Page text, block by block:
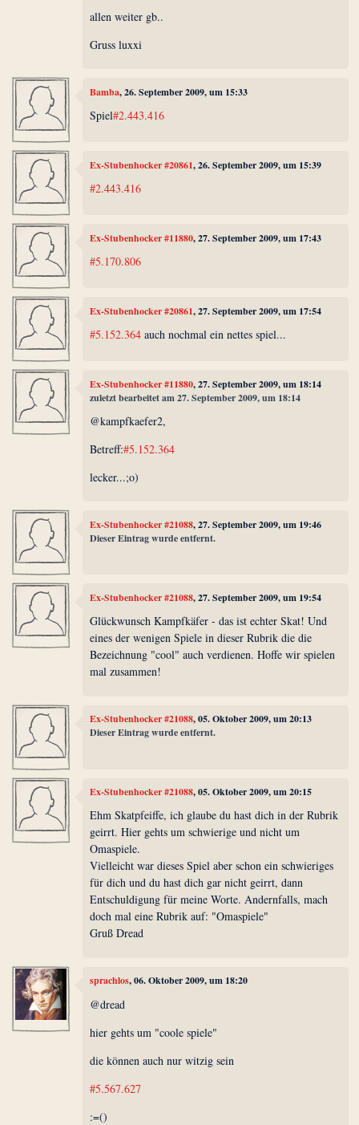
allen weiter gb..
Gruss luxxi
Bamba, 26. September 2009, um 15:33
Spiel#2.443.416
Ex-Stubenhocker #20861, 26. September 2009, um 15:39
#2.443.416
Ex-Stubenhocker #11880, 27. September 2009, um 17:43
#5.170.806
Ex-Stubenhocker #20861, 27. September 2009, um 17:54
#5.152.364 auch nochmal ein nettes spiel...
Ex-Stubenhocker #11880, 27. September 2009, um 18:14
zuletzt bearbeitet am 27. September 2009, um 18:14
@kampfkaefer2,
Betreff:#5.152.364
lecker...;o)
Ex-Stubenhocker #21088, 27. September 2009, um 19:46
Dieser Eintrag wurde entfernt.
Ex-Stubenhocker #21088, 27. September 2009, um 19:54
Glückwunsch Kampfkäfer - das ist echter Skat! Und
eines der wenigen Spiele in dieser Rubrik die die
Bezeichnung "cool" auch verdienen. Hoffe wir spielen
mal zusammen!
Ex-Stubenhocker #21088, 05. Oktober 2009, um 20:13
Dieser Eintrag wurde entfernt.
Ex-Stubenhocker #21088, 05. Oktober 2009, um 20:15
Ehm Skatpfeiffe, ich glaube du hast dich in der Rubrik
geirrt. Hier gehts um schwierige und nicht um
Omaspiele.
Vielleicht war dieses Spiel aber schon ein schwieriges
für dich und du hast dich gar nicht geirrt, dann
Entschuldigung für meine Worte. Andernfalls, mach
doch mal eine Rubrik auf: "Omaspiele"
Gruß Dread
sprachlos, 06. Oktober 2009, um 18:20
@dread
hier gehts um "coole spiele"
die können auch nur witzig sein
#5.567.627
:=()